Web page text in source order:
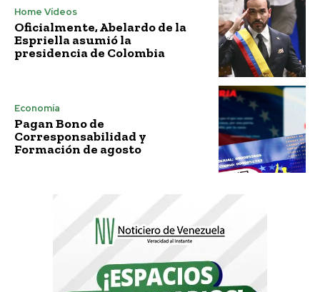
Home Vídeos
Oficialmente, Abelardo de la
Espriella asumió la
presidencia de Colombia
Economía
Pagan Bono de
Corresponsabilidad y
Formación de agosto